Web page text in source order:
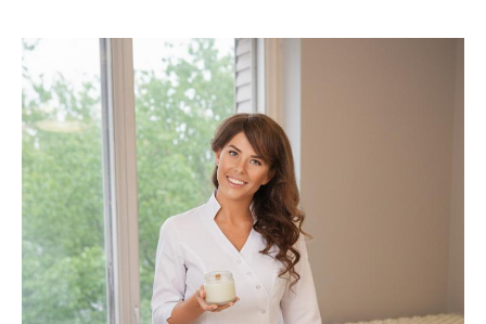
· Любая форма и размер:
Классические, фигурные,
асимметричные.
· Любая палитра: От нежных
пастельных тонов до насыщенных
фирменных цветов.
· Любой аромат: Подберем уникальную
парфюмерную композицию.
· Индивидуальный дизайн упаковки: От